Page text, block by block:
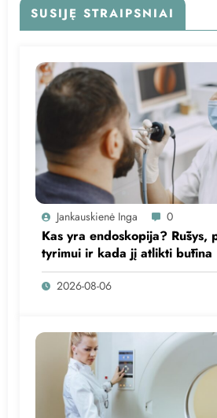
SUSIJĘ STRAIPSNIAI
Jankauskienė Inga 0
Kas yra endoskopija? Rūšys,
tyrimui ir kada jį atlikti būtina
2026-08-06